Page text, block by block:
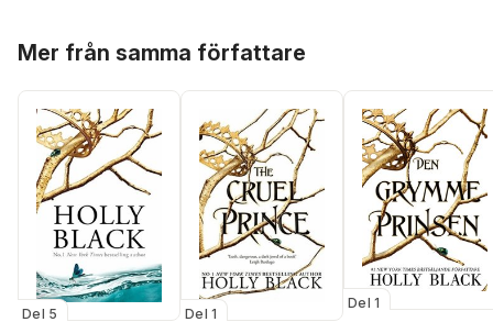
Mer från samma författare
Del 5 Del 1
Del 1